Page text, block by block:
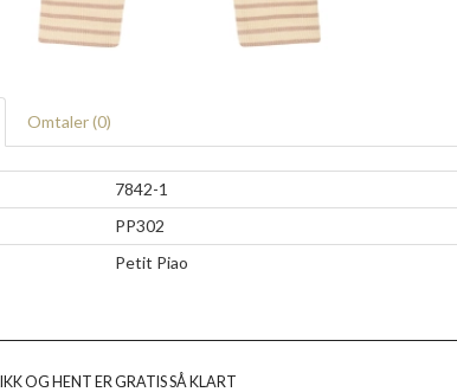
Omtaler (0)
7842-1
PP302
Petit Piao
OG HENT ER GRATIS SÅ KLART